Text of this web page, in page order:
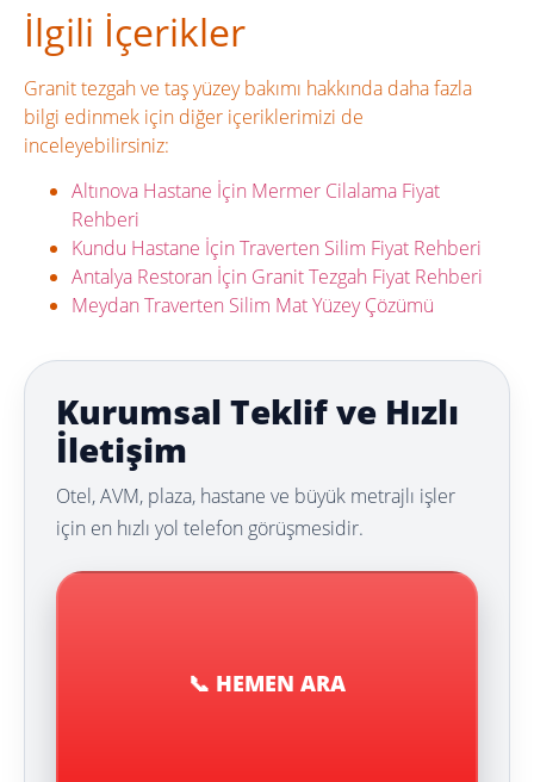
İlgili İçerikler
Granit tezgah ve taş yüzey bakımı hakkında daha fazla
bilgi edinmek için diğer içeriklerimizi de
inceleyebilirsiniz:
Altınova Hastane İçin Mermer Cilalama Fiyat
Rehberi
Kundu Hastane İçin Traverten Silim Fiyat Rehberi
Antalya Restoran İçin Granit Tezgah Fiyat Rehberi
Meydan Traverten Silim Mat Yüzey Çözümü
Kurumsal Teklif ve Hızlı
İletişim
Otel, AVM, plaza, hastane ve büyük metrajlı işler
için en hızlı yol telefon görüşmesidir.
📞 HEMEN ARA